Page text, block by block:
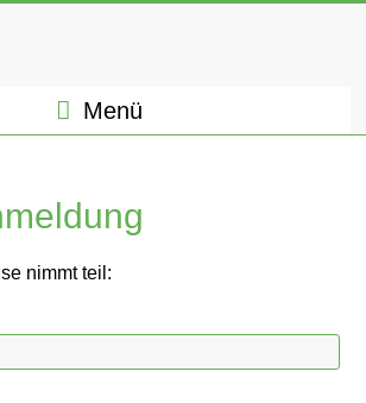
Menü
nimmt teil: